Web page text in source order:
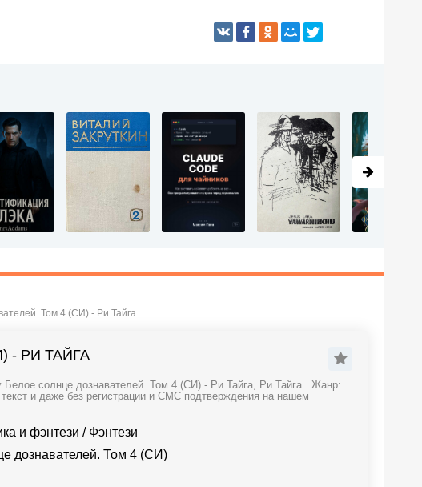
Том 4 (СИ) - Ри Тайга
- РИ ТАЙГА
Белое солнце дознавателей. Том 4 (СИ) - Ри Тайга, Ри Тайга . Жанр:
и даже без регистрации и СМС подтверждения на нашем
и фэнтези / Фэнтези
дознавателей. Том 4 (СИ)